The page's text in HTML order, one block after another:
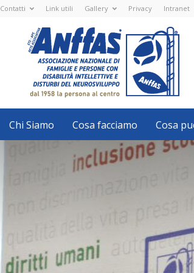
Contatti Link utili Gallery Privacy Intranet
Nazionale
ETS
-
APS
Associazione
Nazionale
di
Famiglie
e
con
disabilità
intellettive
neurosviluppo
Chi Siamo Cosa facciamo Cosa